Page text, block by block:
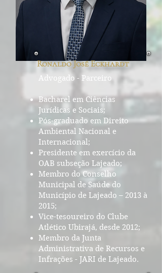
Ronaldo José Eckhardt
Advogado - Parceiro
Bacharel em Ciências
Jurídicas e Sociais;
Pós-graduado em Direito
Ambiental Nacional e
Internacional;
Presidente em exercício da
OAB subseção Lajeado;
Membro do Conselho
Municipal de Saúde do
Município de Lajeado – 2013 à
2015;
Vice-tesoureiro do Clube
Atlético Ubirajá, desde 2012;
Membro da Junta
Administrativa de Recursos e
Infrações - JARI de Lajeado.